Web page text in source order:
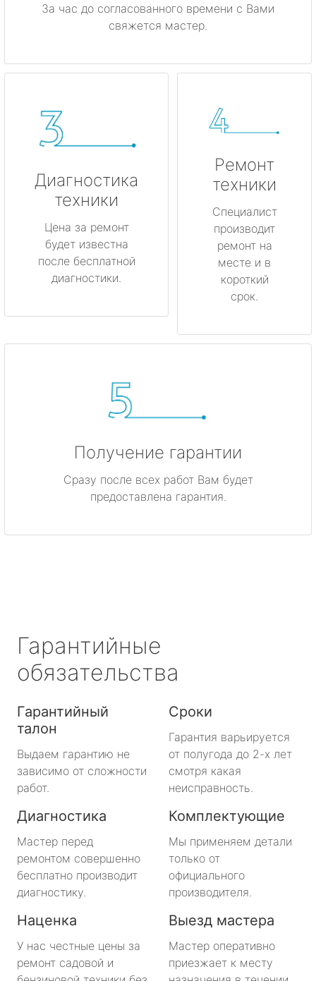
За час до согласованного времени с Вами
свяжется мастер.
Диагностика
техники
Цена за ремонт
будет известна
после бесплатной
диагностики.
Ремонт
техники
Специалист
производит
ремонт на
месте и в
короткий
срок.
Получение гарантии
Сразу после всех работ Вам будет
предоставлена гарантия.
Гарантийные
обязательства
Гарантийный
талон
Выдаем гарантию не
зависимо от сложности
работ.
Сроки
Гарантия варьируется
от полугода до 2-х лет
смотря какая
неисправность.
Диагностика
Мастер перед
ремонтом совершенно
бесплатно производит
диагностику.
Комплектующие
Мы применяем детали
только от
официального
производителя.
Наценка
У нас честные цены за
ремонт садовой и
Выезд мастера
Мастер оперативно
приезжает к месту